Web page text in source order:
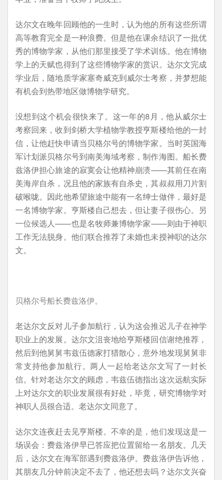
达尔文在晚年回顾他的一生时，认为他的所有这些所谓
高等教育完全是一种浪费。但是他在课余结识了一批优
秀的博物学家，从他们那里接受了学术训练。他在博物
学上的天赋也得到了这些博物学家的赏识。达尔文完成
学业后，随地质学家塞奇威克到威尔士考察，并梦想能
有机会到热带地区做博物学研究。
没想到这个机会很快来了。这一年的8月，他从威尔士
考察回来，收到剑桥大学植物学教授亨斯楼给他的一封
信，让他赶快申请当贝格尔号的博物学家。当时英国海
军计划派贝格尔号到南美海域考察，制作海图。船长费
兹洛伊担心旅途的寂寞会让他精神崩溃——其前任在南
美海岸自杀，况且他的家族有自杀史，其叔叔用刀片割
破喉咙。因此他希望旅途中能有一名绅士做伴，最好是
一名博物学家。亨斯楼自己想去，但让妻子很伤心。另
一位候选人——也是名牧师兼博物学家——则由于神职
工作无法脱身。他们联合推荐了未婚也未授神职的达尔
文。
贝格尔号船长费兹洛伊。
老达尔文反对儿子参加航行，认为这会推迟儿子在神学
职业上的发展。达尔文沮丧地给亨斯楼回信谢绝推荐，
然后到他舅舅韦兹伍德家打猎散心，意外地发现舅舅非
常支持他参加航行。两人一起给老达尔文写了一封长
信。针对老达尔文的顾虑，韦兹伍德指出这次远航实际
上对达尔文的职业发展很有好处，毕竟，研究博物学对
神职人员很合适。老达尔文同意了。
达尔文连夜赶去见亨斯楼。不幸的是，他们发现这是一
场误会：费兹洛伊早已答应把位置留给一名朋友。几天
后，达尔文在海军部遇到费兹洛伊。费兹洛伊告诉他，
其朋友几分钟前决定不去了，他还想去吗？达尔文兴奋